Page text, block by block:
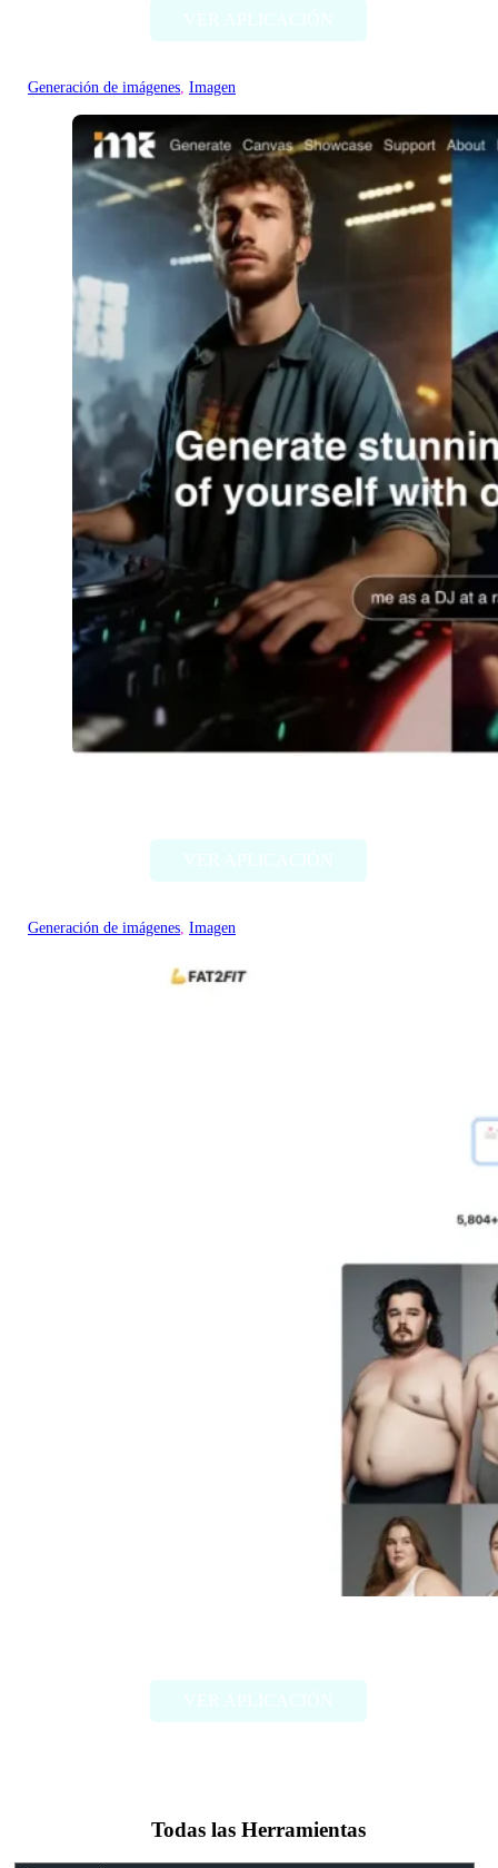
Generación de imágenes, Imagen
Generación de imágenes, Imagen
Todas las Herramientas